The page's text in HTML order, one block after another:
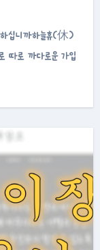
따로 까다로운 가입